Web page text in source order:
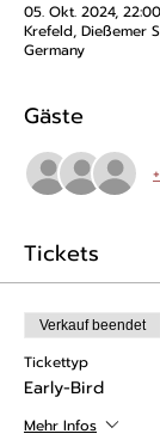
05. Okt. 2024,
Krefeld, Dießemer
Germany
Gäste
Tickets
Verkauf beendet
Tickettyp
Early-Bird
Mehr Infos